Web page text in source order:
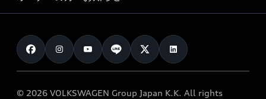
カタログ一覧
アウディナビアプリ
メンテナンス
車検 / 定期点検
e-tronアフターサポート
クオリティ
保証
メンテナンス
お知らせ
オーナー様向けキャンペーン
© 2026 VOLKSWAGEN Group Japan K.K. All rights